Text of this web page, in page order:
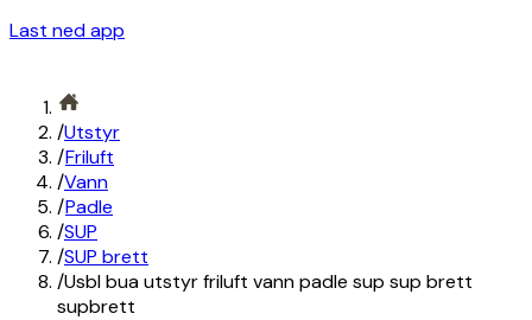
Last ned app
/Utstyr
/Friluft
/Vann
/Padle
/SUP
/SUP brett
/Usbl bua utstyr friluft vann padle sup sup brett
supbrett